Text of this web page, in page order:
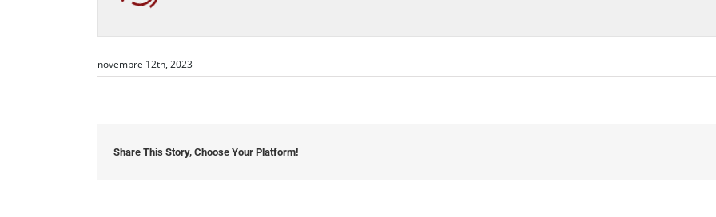
novembre 12th, 2023
Share This Story, Choose Your Platform!